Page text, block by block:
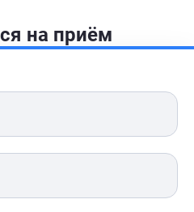
на приём